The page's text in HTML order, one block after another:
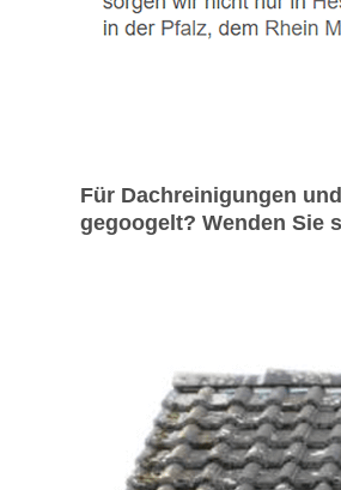
Für Dachreinigungen
gegoogelt? Wenden Sie